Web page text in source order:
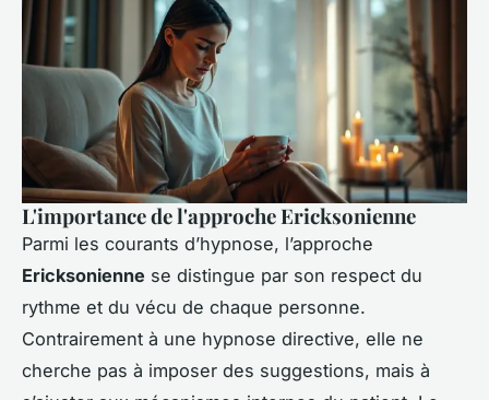
L'importance de l'approche Ericksonienne
Parmi les courants d’hypnose, l’approche
Ericksonienne se distingue par son respect du
rythme et du vécu de chaque personne.
Contrairement à une hypnose directive, elle ne
cherche pas à imposer des suggestions, mais à